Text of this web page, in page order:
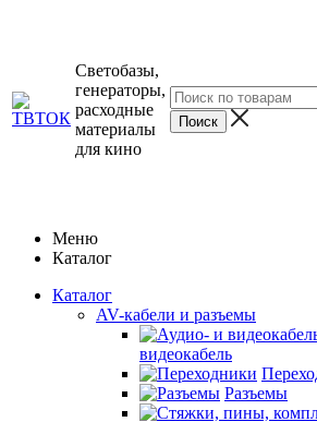
Светобазы,
генераторы,
расходные
материалы
для кино
Меню
Каталог
Каталог
AV-кабели и разъемы
видеокабель
Разъемы